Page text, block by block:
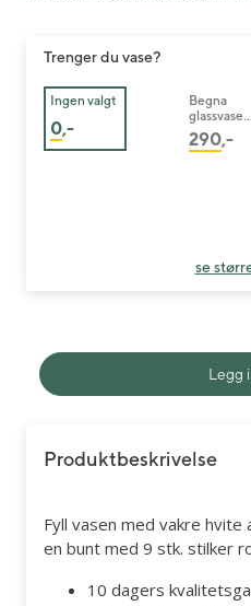
Trenger du vase?
Ingen valgt
0,-
Begna
glassvase
26 cm
290,-
se
Legg
Produktbeskrivelse
Fyll vasen med vakre
en bunt med 9 stk. stilker
10 dagers